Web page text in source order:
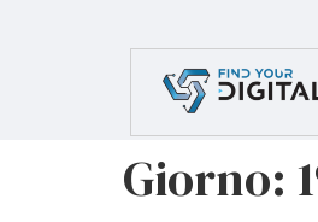
Giorno: